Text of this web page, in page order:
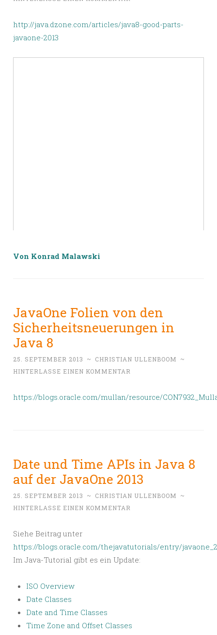
http://java.dzone.com/articles/java8-good-parts-
javaone-2013
Von Konrad Malawski
JavaOne Folien von den
Sicherheitsneuerungen in
Java 8
25. SEPTEMBER 2013 ~ CHRISTIAN ULLENBOOM
~
HINTERLASSE EINEN KOMMENTAR
https://blogs.oracle.com/mullan/resource/
Date und Time APIs in Java 8
auf der JavaOne 2013
25. SEPTEMBER 2013 ~ CHRISTIAN ULLENBOOM
~
HINTERLASSE EINEN KOMMENTAR
Siehe Beitrag unter
https://blogs.oracle.com/thejavatutorials/entry/
Im Java-Tutorial gibt es ein Update:
ISO Overview
Date Classes
Date and Time Classes
Time Zone and Offset Classes